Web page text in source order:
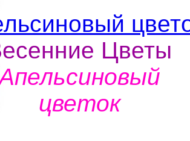
Цветы
цветок